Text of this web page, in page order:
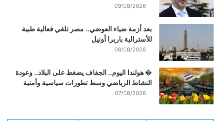
09/08/2026
بعد أزمة ضياء العوضي.. مصر تلغي فعالية طبية
للأسترالية باربرا أونيل
08/08/2026
� هولندا اليوم.. الجفاف يضغط على البلاد.. وعودة
النشاط الرياضي وسط تطورات سياسية وأمنية
07/08/2026